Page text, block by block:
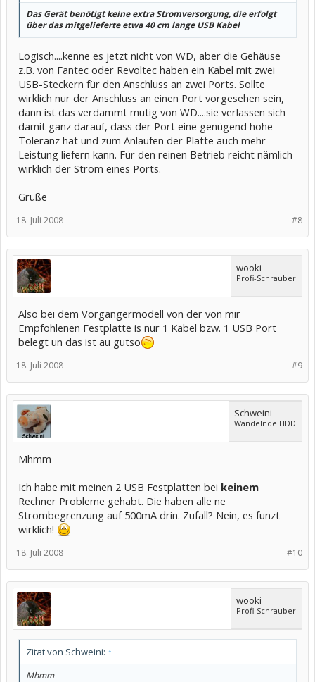
Das Gerät benötigt keine extra Stromversorgung, die erfolgt
über das mitgelieferte etwa 40 cm lange USB Kabel
Logisch....kenne es jetzt nicht von WD, aber die Gehäuse
z.B. von Fantec oder Revoltec haben ein Kabel mit zwei
USB-Steckern für den Anschluss an zwei Ports. Sollte
wirklich nur der Anschluss an einen Port vorgesehen sein,
dann ist das verdammt mutig von WD....sie verlassen sich
damit ganz darauf, dass der Port eine genügend hohe
Toleranz hat und zum Anlaufen der Platte auch mehr
Leistung liefern kann. Für den reinen Betrieb reicht nämlich
wirklich der Strom eines Ports.
Grüße
#8
18. Juli 2008
wooki
Profi-Schrauber
Also bei dem Vorgängermodell von der von mir
Empfohlenen Festplatte is nur 1 Kabel bzw. 1 USB Port
belegt un das ist au gutso
#9
18. Juli 2008
Schweini
Wandelnde HDD
Mhmm
Ich habe mit meinen 2 USB Festplatten bei keinem
Rechner Probleme gehabt. Die haben alle ne
Strombegrenzung auf 500mA drin. Zufall? Nein, es funzt
wirklich!
#10
18. Juli 2008
wooki
Profi-Schrauber
Zitat von Schweini: ↑
Mhmm